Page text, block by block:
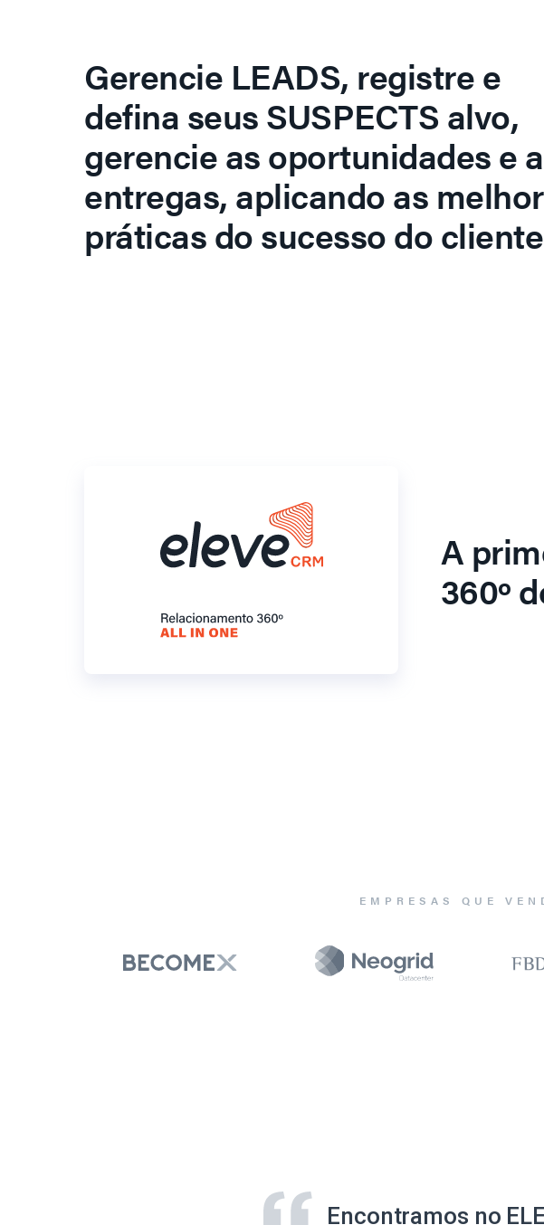
Gerencie LEADS, registre e
defina seus SUSPECTS alvo,
gerencie as oportunidades e
entregas, aplicando as
práticas do sucesso do
A
360º
EMPRESAS QUE
Encontramos no